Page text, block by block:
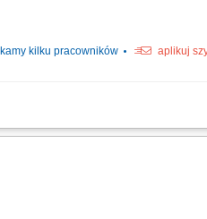
kilku pracowników aplikuj
z zespołem kuchni; Kontrola